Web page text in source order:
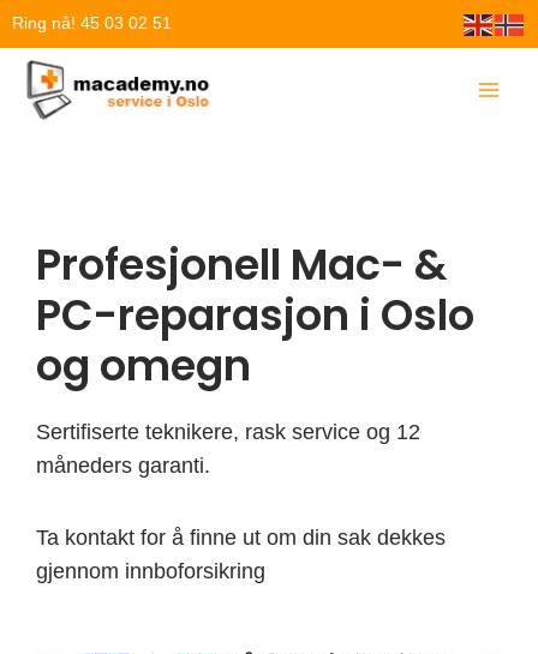
Hopp
innholdet
Ring nå! 45 03 02 51
Profesjonell Mac- &
PC-reparasjon i Oslo
og omegn
Sertifiserte teknikere, rask service og 12
måneders garanti.
Ta kontakt for å finne ut om din sak dekkes
gjennom innboforsikring